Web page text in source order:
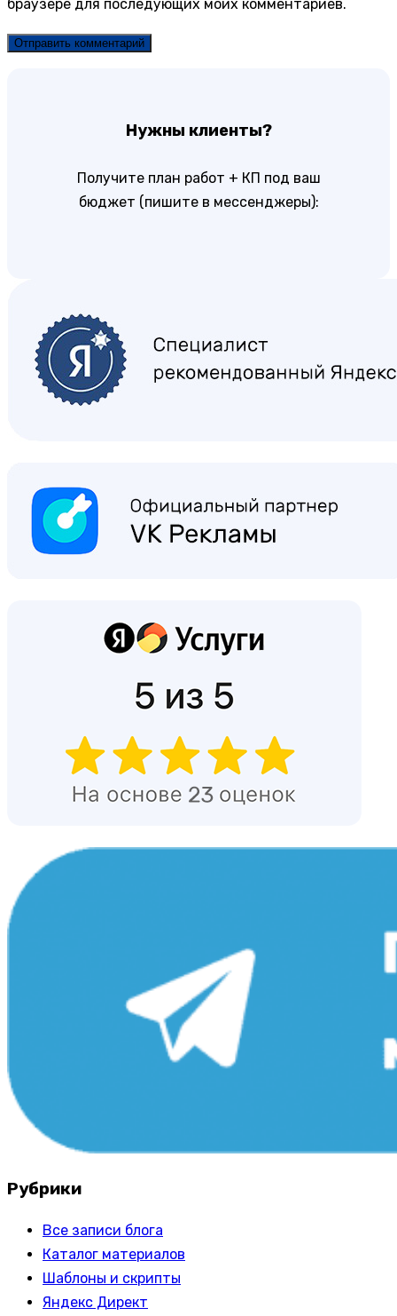
браузере для последующих моих комментариев.
Нужны клиенты?
Получите план работ + КП под ваш
бюджет (пишите в мессенджеры):
Рубрики
Все записи блога
Каталог материалов
Шаблоны и скрипты
Яндекс Директ